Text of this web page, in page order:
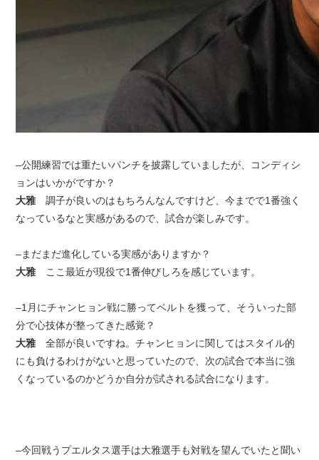
–公開練習では重たいパンチを披露していましたが、コンディシ
ョンはいかがですか？
大雅調子が良いのはもちろんなんですけど、今までで1番強く
なっているなと実感があるので、試合が楽しみです。
–まだまだ進化している実感がありますか？
大雅ここ最近が現役で1番伸びしろを感じています。
–1月にチャンヒョン戦に勝ってベルトを獲って、そういった部
分で心技体が整ってきた感覚？
大雅全部が良いですね。チャンヒョンに関してはスタイル的
にも負けるわけがないと思っていたので、次の試合で本当に強
くなっているのかどうか自分が試される試合になります。
–今回戦うプエルタス選手は大雅選手も対戦を望んでいたと聞い